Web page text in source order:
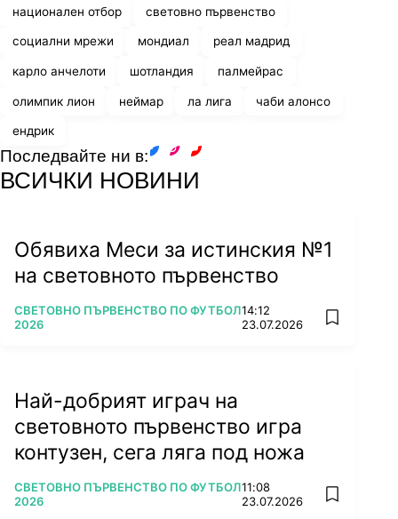
национален отбор световно първенство
социални мрежи мондиал реал мадрид
карло анчелоти шотландия палмейрас
олимпик лион неймар ла лига чаби алонсо
ендрик
Последвайте ни в:
ВСИЧКИ НОВИНИ
Обявиха Меси за истинския №1
на световното първенство
ПОВЕЧЕ ОТ
СВЕТОВНО ПЪРВЕНСТВО ПО ФУТБОЛ
2026
14:12
23.07.2026
add
Най-добрият играч на
световното първенство игра
контузен, сега ляга под ножа
ПОВЕЧЕ ОТ
СВЕТОВНО ПЪРВЕНСТВО ПО ФУТБОЛ
2026
11:08
23.07.2026
add